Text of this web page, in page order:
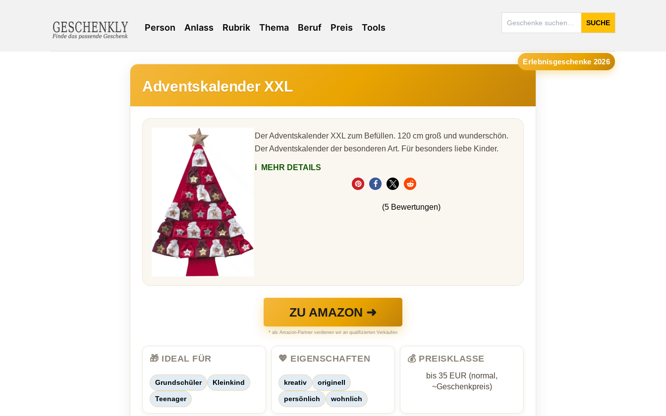
SUCHE
Person Anlass Rubrik Thema Beruf Preis Tools
Erlebnisgeschenke 2026
Adventskalender XXL
Der Adventskalender XXL zum Befüllen. 120 cm groß und wunderschön.
Der Adventskalender der besonderen Art. Für besonders liebe Kinder.
ℹ️ MEHR DETAILS
(5 Bewertungen)
ZU AMAZON ➜
* als Amazon-Partner verdienen wir an qualifizierten Verkäufen
🎁 IDEAL FÜR
Grundschüler Kleinkind
Teenager
💖 EIGENSCHAFTEN
kreativ originell
persönlich wohnlich
💰 PREISKLASSE
bis 35 EUR (normal,
~Geschenkpreis)